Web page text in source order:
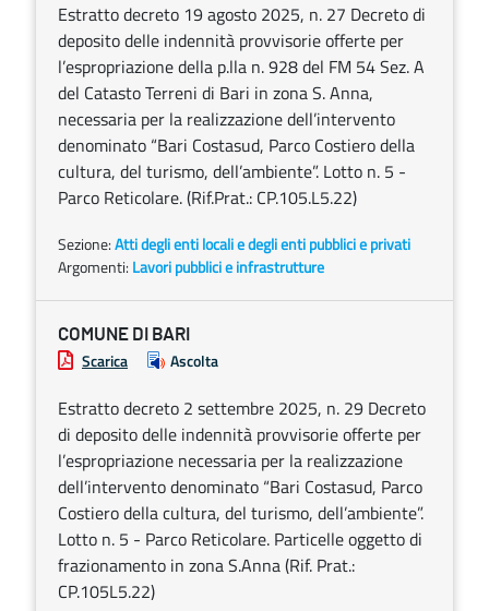
Estratto decreto 19 agosto 2025, n. 27 Decreto di
deposito delle indennità provvisorie offerte per
l’espropriazione della p.lla n. 928 del FM 54 Sez. A
del Catasto Terreni di Bari in zona S. Anna,
necessaria per la realizzazione dell’intervento
denominato “Bari Costasud, Parco Costiero della
cultura, del turismo, dell’ambiente”. Lotto n. 5 -
Parco Reticolare. (Rif.Prat.: CP.105.L5.22)
Sezione:Atti degli enti locali e degli enti pubblici e privati
Argomenti: Lavori pubblici e infrastrutture
COMUNE DI BARI
Scarica Ascolta
Estratto decreto 2 settembre 2025, n. 29 Decreto
di deposito delle indennità provvisorie offerte per
l’espropriazione necessaria per la realizzazione
dell’intervento denominato “Bari Costasud, Parco
Costiero della cultura, del turismo, dell’ambiente”.
Lotto n. 5 - Parco Reticolare. Particelle oggetto di
frazionamento in zona S.Anna (Rif. Prat.:
CP.105L5.22)